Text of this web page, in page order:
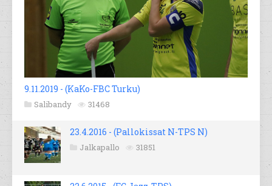
9.11.2019 - (KaKo-FBC Turku)
Salibandy 31468
23.4.2016 - (Pallokissat N-TPS N)
Jalkapallo 31851